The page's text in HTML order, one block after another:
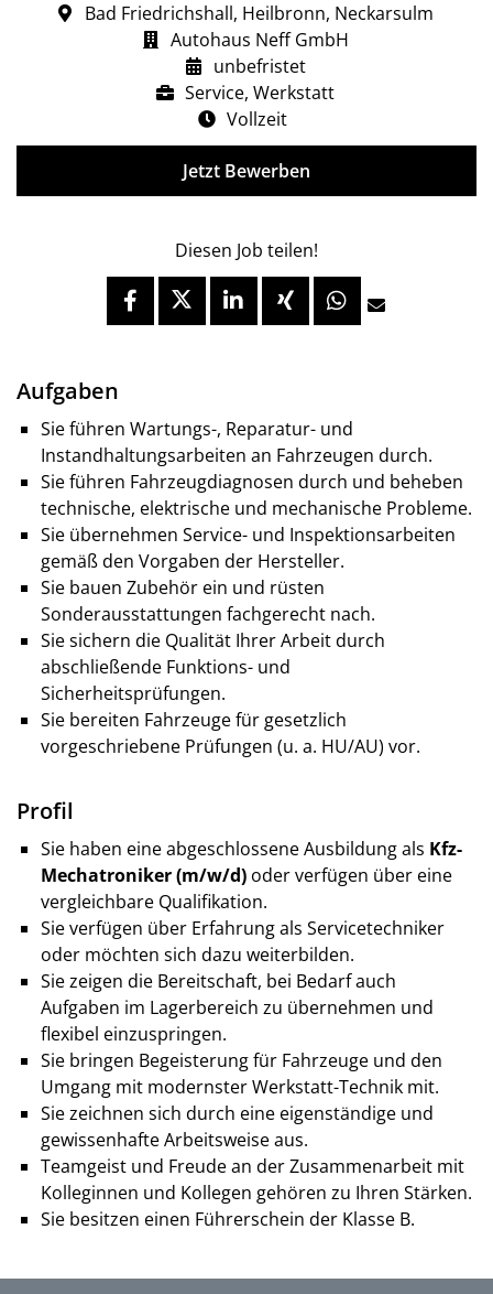
Bad Friedrichshall, Heilbronn, Neckarsulm
Autohaus Neff GmbH
unbefristet
Service, Werkstatt
Vollzeit
Jetzt Bewerben
Diesen Job teilen!
Aufgaben
Sie führen Wartungs-, Reparatur- und
Instandhaltungsarbeiten an Fahrzeugen durch.
Sie führen Fahrzeugdiagnosen durch und beheben
technische, elektrische und mechanische Probleme.
Sie übernehmen Service- und Inspektionsarbeiten
gemäß den Vorgaben der Hersteller.
Sie bauen Zubehör ein und rüsten
Sonderausstattungen fachgerecht nach.
Sie sichern die Qualität Ihrer Arbeit durch
abschließende Funktions- und
Sicherheitsprüfungen.
Sie bereiten Fahrzeuge für gesetzlich
vorgeschriebene Prüfungen (u. a. HU/AU) vor.
Profil
Sie haben eine abgeschlossene Ausbildung als Kfz-
Mechatroniker (m/w/d) oder verfügen über eine
vergleichbare Qualifikation.
Sie verfügen über Erfahrung als Servicetechniker
oder möchten sich dazu weiterbilden.
Sie zeigen die Bereitschaft, bei Bedarf auch
Aufgaben im Lagerbereich zu übernehmen und
flexibel einzuspringen.
Sie bringen Begeisterung für Fahrzeuge und den
Umgang mit modernster Werkstatt-Technik mit.
Sie zeichnen sich durch eine eigenständige und
gewissenhafte Arbeitsweise aus.
Teamgeist und Freude an der Zusammenarbeit mit
Kolleginnen und Kollegen gehören zu Ihren Stärken.
Sie besitzen einen Führerschein der Klasse B.